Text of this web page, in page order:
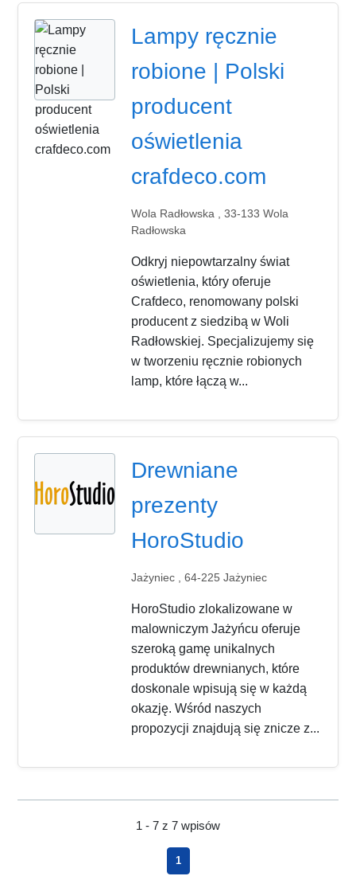
Lampy ręcznie
robione | Polski
producent
oświetlenia
crafdeco.com
Wola Radłowska , 33-133 Wola
Radłowska
Odkryj niepowtarzalny świat
oświetlenia, który oferuje
Crafdeco, renomowany polski
producent z siedzibą w Woli
Radłowskiej. Specjalizujemy się
w tworzeniu ręcznie robionych
lamp, które łączą w...
Drewniane
prezenty
HoroStudio
Jażyniec , 64-225 Jażyniec
HoroStudio zlokalizowane w
malowniczym Jażyńcu oferuje
szeroką gamę unikalnych
produktów drewnianych, które
doskonale wpisują się w każdą
okazję. Wśród naszych
propozycji znajdują się znicze z...
1 - 7 z 7 wpisów
1